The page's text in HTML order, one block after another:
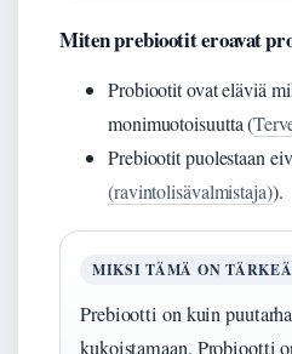
Miten prebiootit eroavat
Probiootit ovat eläviä
monimuotoisuutta (
Prebiootit puolestaan
(ravintolisävalmistaja)).
MIKSI TÄMÄ ON
Prebiootti on kuin
kukoistamaan. Probiootti